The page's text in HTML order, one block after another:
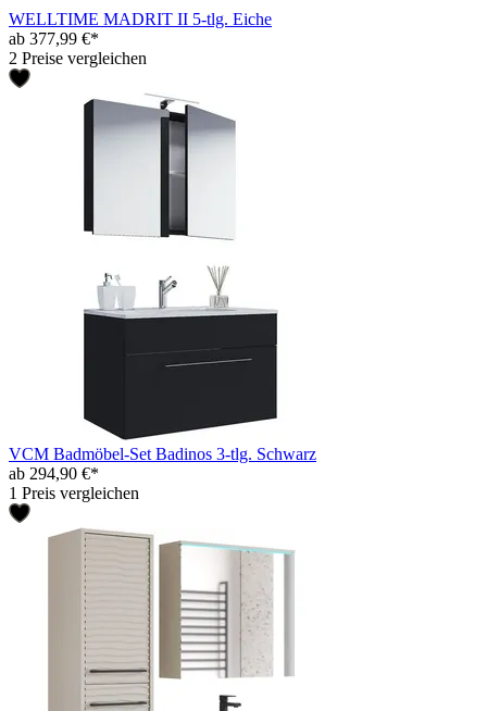
WELLTIME MADRIT II 5-tlg. Eiche
ab 377,99 €*
2 Preise vergleichen
VCM Badmöbel-Set Badinos 3-tlg. Schwarz
ab 294,90 €*
1 Preis vergleichen